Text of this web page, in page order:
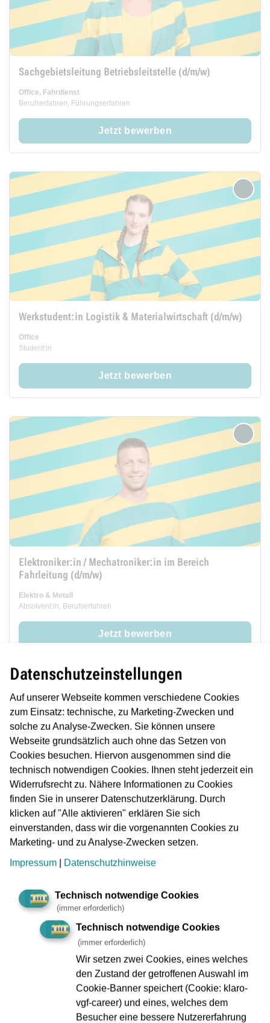
Sachgebietsleitung Betriebsleitstelle (d/m/w)
Office, Fahrdienst
Berufserfahren, Führungserfahren
Jetzt bewerben
merken
Werkstudent:in Logistik & Materialwirtschaft (d/m/w)
Office
Student:in
Jetzt bewerben
merken
Elektroniker:in / Mechatroniker:in im Bereich
Fahrleitung (d/m/w)
Elektro & Metall
Absolvent:in, Berufserfahren
Jetzt bewerben
merken
Projektingenieur:in Leit- und Sicherungstechnik
(d/m/w)
Berufserfahren
Jetzt bewerben
merken
Datenschutzeinstellungen
Auf unserer Webseite kommen verschiedene Cookies
zum Einsatz: technische, zu Marketing-Zwecken und
solche zu Analyse-Zwecken. Sie können unsere
Webseite grundsätzlich auch ohne das Setzen von
Cookies besuchen. Hiervon ausgenommen sind die
technisch notwendigen Cookies. Ihnen steht jederzeit ein
Widerrufsrecht zu. Nähere Informationen zu Cookies
finden Sie in unserer Datenschutzerklärung. Durch
klicken auf "Alle aktivieren" erklären Sie sich
einverstanden, dass wir die vorgenannten Cookies zu
Marketing- und zu Analyse-Zwecken setzen.
Impressum
Datenschutzhinweise
Technisch notwendige Cookies
(immer erforderlich)
Technisch notwendige Cookies
(immer erforderlich)
Wir setzen zwei Cookies, eines welches
den Zustand der getroffenen Auswahl im
Cookie-Banner speichert (Cookie: klaro-
vgf-career) und eines, welches dem
Besucher eine bessere Nutzererfahrung